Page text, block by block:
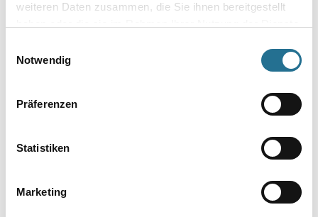
weiteren Daten zusammen, die Sie ihnen bereitgestellt
Notwendig
Präferenzen
Statistiken
Marketing